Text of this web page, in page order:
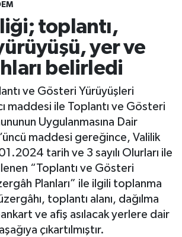
toplantı,
yer ve
belirledi
ve Gösteri Yürüyüşleri
maddesi ile Toplantı ve Gösteri
Uygulanmasına Dair
maddesi gereğince, Valilik
tarih ve 3 sayılı Olurları ile
“Toplantı ve Gösteri
Planları” ile ilgili toplanma
toplantı alanı, dağılma
ve afiş asılacak yerlere dair
çıkartılmıştır.
Haritası
Durumu ve Fikstür
Haberleri